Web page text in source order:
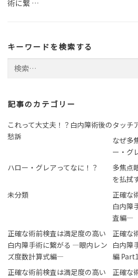
術に繋 …
キーワードを検索する
検索:
記事のカテゴリー
これって大丈夫！？白内障術後の
愁訴
タッチ
なぜ多
ー・グ
ハロー・グレアってなに！？
多焦点
を払拭
未分類
正確な
白内障
査編―
正確な術前検査は満足度の高い
白内障手術に繋がる ―眼内レン
ズ度数計算式編―
正確な
白内障
編
正確な術前検査は満足度の高い
正確な